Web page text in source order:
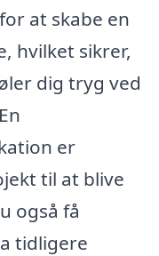
at skabe en
hvilket sikrer,
dig tryg ved
er
til at blive
også få
tidligere